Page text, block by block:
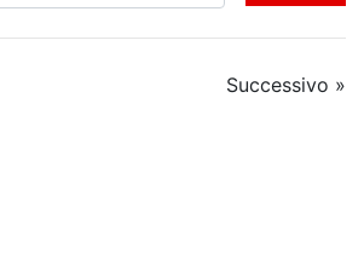
Successivo »